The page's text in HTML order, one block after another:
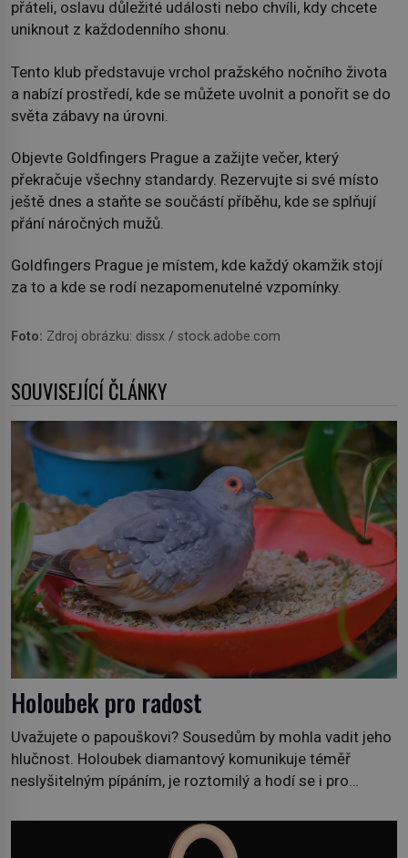
přáteli, oslavu důležité události nebo chvíli, kdy chcete
uniknout z každodenního shonu.
Tento klub představuje vrchol pražského nočního života
a nabízí prostředí, kde se můžete uvolnit a ponořit se do
světa zábavy na úrovni.
Objevte Goldfingers Prague a zažijte večer, který
překračuje všechny standardy. Rezervujte si své místo
ještě dnes a staňte se součástí příběhu, kde se splňují
přání náročných mužů.
Goldfingers Prague je místem, kde každý okamžik stojí
za to a kde se rodí nezapomenutelné vzpomínky.
Foto: Zdroj obrázku: dissx / stock.adobe.com
SOUVISEJÍCÍ ČLÁNKY
Holoubek pro radost
Uvažujete o papouškovi? Sousedům by mohla vadit jeho
hlučnost. Holoubek diamantový komunikuje téměř
neslyšitelným pípáním, je roztomilý a hodí se i pro
klidného ptáčka, který většinu dne jen posedává. Hodně
času tráví na zemi, kde sbírá zbytky semínek Jeho